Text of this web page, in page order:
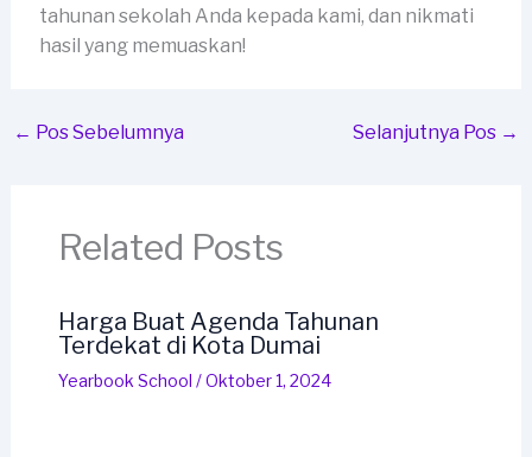
tahunan sekolah Anda kepada kami, dan nikmati
hasil yang memuaskan!
← Pos Sebelumnya Selanjutnya Pos →
Related Posts
Harga Buat Agenda Tahunan
Terdekat di Kota Dumai
Yearbook School /Oktober 1, 2024